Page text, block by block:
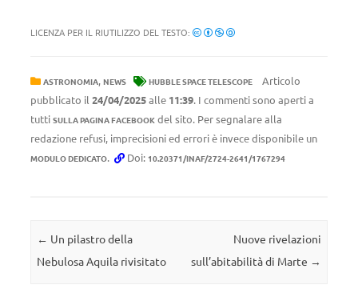
LICENZA PER IL RIUTILIZZO DEL TESTO:
ASTRONOMIA, NEWS HUBBLE SPACE TELESCOPE
Articolo
pubblicato il 24/04/2025alle 11:39. I commenti sono aperti a
tutti SULLA PAGINA FACEBOOK del sito. Per segnalare alla
redazione refusi, imprecisioni ed errori è invece disponibile un
MODULO DEDICATO. Doi: 10.20371/INAF/2724-2641/1767294
Navigazione articolo
← Un pilastro della
Nebulosa Aquila rivisitato
Nuove rivelazioni
sull’abitabilità di Marte →